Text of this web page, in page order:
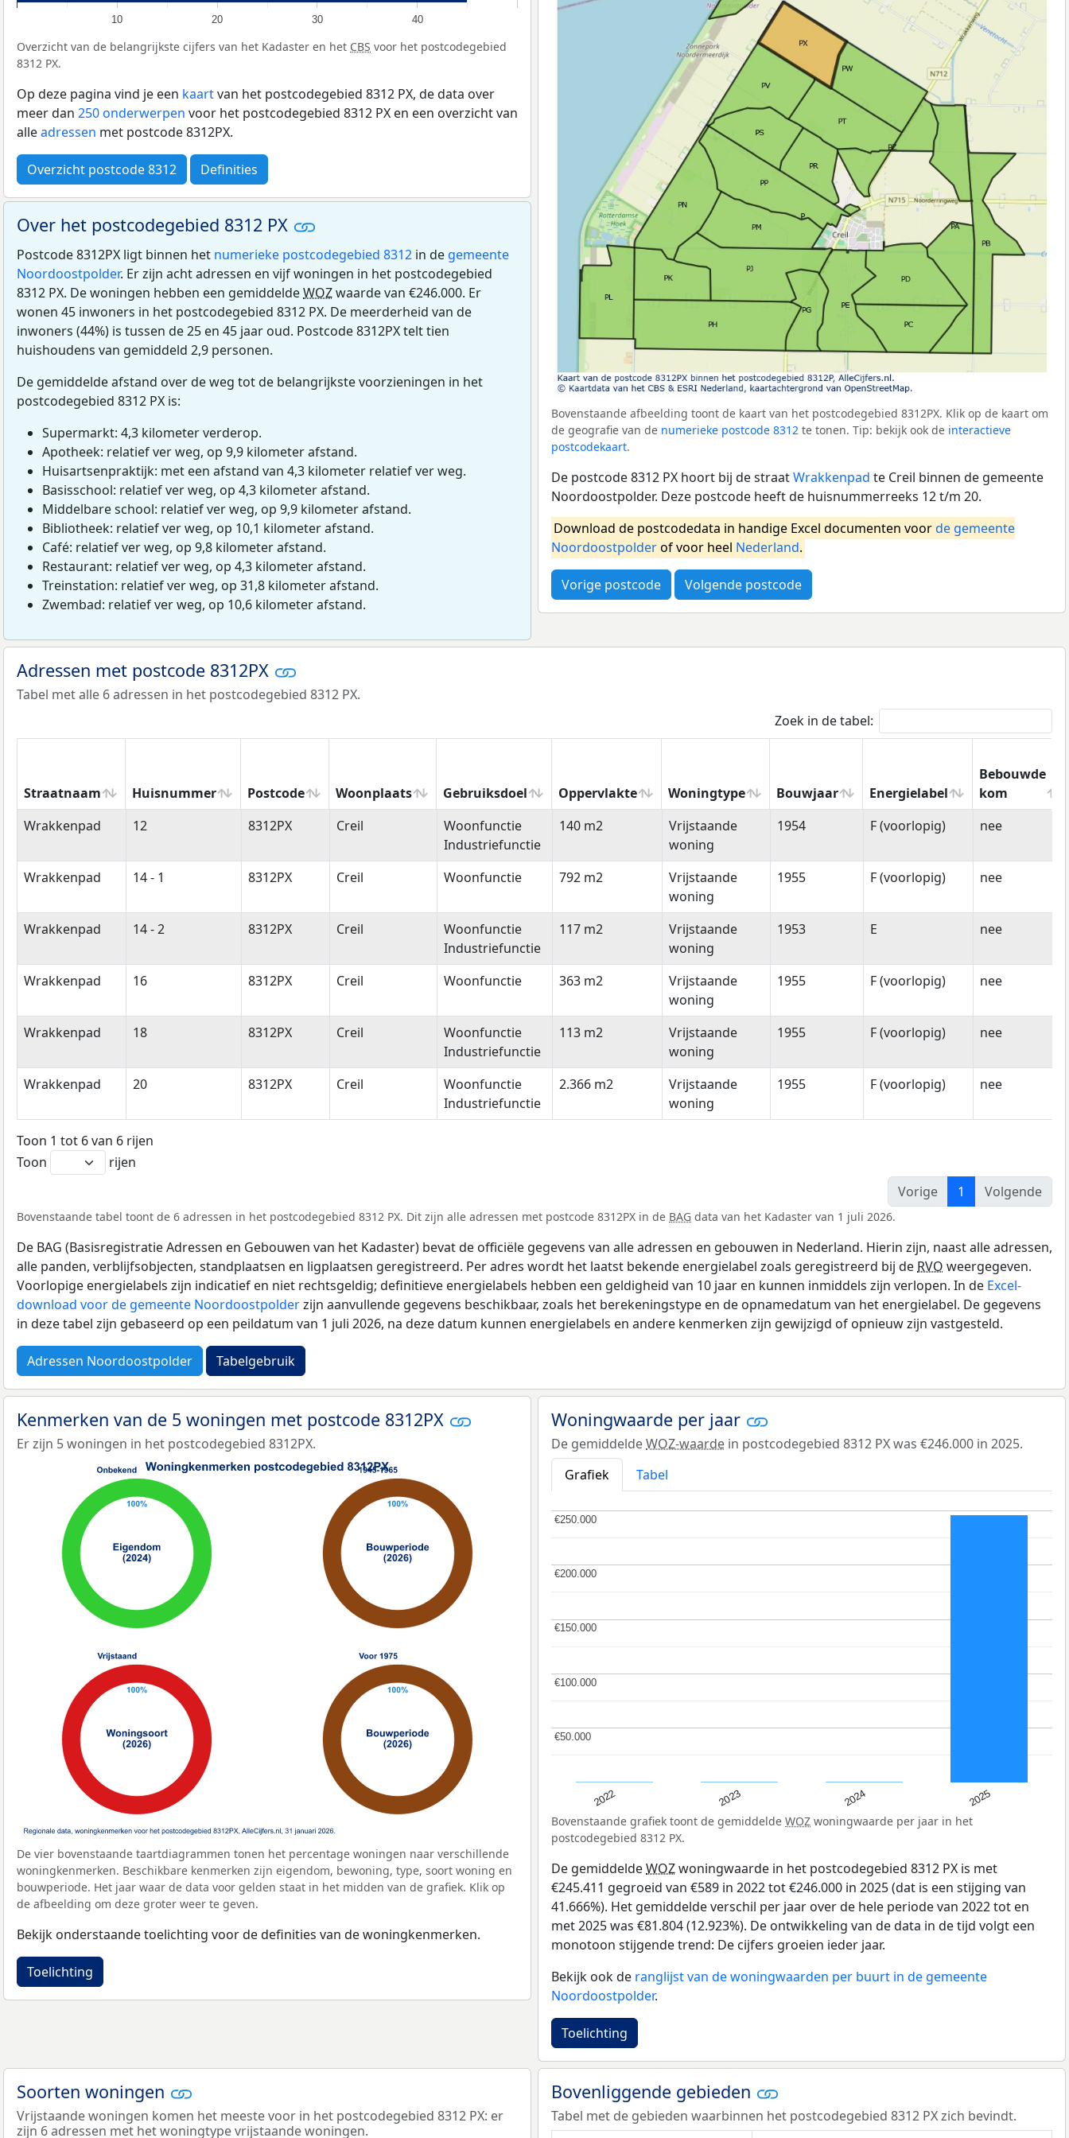
10 20 30 40
Overzicht van de belangrijkste cijfers van het Kadaster en het CBS voor het postcodegebied
8312 PX.
Op deze pagina vind je een kaartvan het postcodegebied 8312 PX, de data over
meer dan 250 onderwerpen voor het postcodegebied 8312 PX en een overzicht van
alleadressen met postcode 8312PX.
Overzicht postcode 8312 Definities
Over het postcodegebied 8312 PX
Postcode 8312PX ligt binnen het numerieke postcodegebied 8312 in de gemeente
Noordoostpolder. Er zijn acht adressen en vijf woningen in het postcodegebied
8312 PX. De woningen hebben een gemiddeldeWOZwaarde van €246.000. Er
wonen 45 inwoners in het postcodegebied 8312 PX. De meerderheid van de
inwoners (44%) is tussen de 25 en 45 jaar oud. Postcode 8312PX telt tien
huishoudens van gemiddeld 2,9 personen.
De gemiddelde afstand over de weg tot de belangrijkste voorzieningen in het
postcodegebied 8312 PX is:
Supermarkt: 4,3 kilometer verderop.
Apotheek: relatief ver weg, op 9,9 kilometer afstand.
Huisartsenpraktijk: met een afstand van 4,3 kilometer relatief ver weg.
Basisschool: relatief ver weg, op 4,3 kilometer afstand.
Middelbare school: relatief ver weg, op 9,9 kilometer afstand.
Bibliotheek: relatief ver weg, op 10,1 kilometer afstand.
Café: relatief ver weg, op 9,8 kilometer afstand.
Restaurant: relatief ver weg, op 4,3 kilometer afstand.
Treinstation: relatief ver weg, op 31,8 kilometer afstand.
Zwembad: relatief ver weg, op 10,6 kilometer afstand.
Bovenstaande afbeelding toont de kaart van het postcodegebied 8312PX. Klik op de kaart om
de geografie van de numerieke postcode 8312 te tonen. Tip: bekijk ook de interactieve
postcodekaart.
De postcode 8312 PX hoort bij de straatWrakkenpad te Creil binnen de gemeente
Noordoostpolder. Deze postcode heeft de huisnummerreeks 12 t/m 20.
Download de postcodedata in handige Excel documenten voorde gemeente
Noordoostpolderof voor heel Nederland.
Vorige postcode Volgende postcode
Adressen met postcode 8312PX
Tabel met alle 6 adressen in het postcodegebied 8312 PX.
Zoek in de tabel:
Straatnaam Huisnummer Postcode Woonplaats Gebruiksdoel Oppervlakte Woningtype Bouwjaar Energielabel
Bebouwde
kom
Straatnaam
Huisnummer Postcode Woonplaats Gebruiksdoel Oppervlakte Woningtype Bouwjaar Energielabel
Bebouwde
Wrakkenpad 12 8312PX Creil
Woonfunctie
Industriefunctie
140 m2
Vrijstaande
woning
1954 F (voorlopig) nee
Wrakkenpad 14 - 1 8312PX Creil Woonfunctie 792 m2
Vrijstaande
woning
1955 F (voorlopig) nee
Wrakkenpad 14 - 2 8312PX Creil
Woonfunctie
Industriefunctie
117 m2
Vrijstaande
woning
1953 E nee
Wrakkenpad 16 8312PX Creil Woonfunctie 363 m2
Vrijstaande
woning
1955 F (voorlopig) nee
Wrakkenpad 18 8312PX Creil
Woonfunctie
Industriefunctie
113 m2
Vrijstaande
woning
1955 F (voorlopig) nee
Wrakkenpad 20 8312PX Creil
Woonfunctie
Industriefunctie
2.366 m2
Vrijstaande
woning
1955 F (voorlopig) nee
Toon 1 tot 6 van 6 rijen
Toon
rijen
Vorige
1 Volgende
Bovenstaande tabel toont de 6 adressen in het postcodegebied 8312 PX. Dit zijn alle adressen met postcode 8312PX in de BAG data van het Kadaster van 1 juli 2026.
De BAG (Basisregistratie Adressen en Gebouwen van het Kadaster) bevat de officiële gegevens van alle adressen en gebouwen in Nederland. Hierin zijn, naast alle adressen,
alle panden, verblijfsobjecten, standplaatsen en ligplaatsen geregistreerd. Per adres wordt het laatst bekende energielabel zoals geregistreerd bij de RVO weergegeven.
Voorlopige energielabels zijn indicatief en niet rechtsgeldig; definitieve energielabels hebben een geldigheid van 10 jaar en kunnen inmiddels zijn verlopen. In de Excel-
download voor de gemeente Noordoostpolderzijn aanvullende gegevens beschikbaar, zoals het berekeningstype en de opnamedatum van het energielabel. De gegevens
in deze tabel zijn gebaseerd op een peildatum van 1 juli 2026, na deze datum kunnen energielabels en andere kenmerken zijn gewijzigd of opnieuw zijn vastgesteld.
Adressen Noordoostpolder Tabelgebruik
Kenmerken van de 5 woningen met postcode 8312PX
Er zijn 5 woningen in het postcodegebied 8312PX.
De vier bovenstaande taartdiagrammen tonen het percentage woningen naar verschillende
woningkenmerken. Beschikbare kenmerken zijn eigendom, bewoning, type, soort woning en
bouwperiode. Het jaar waar de data voor gelden staat in het midden van de grafiek. Klik op
de afbeelding om deze groter weer te geven.
Bekijk onderstaande toelichting voor de definities van de woningkenmerken.
Toelichting
Woningwaarde per jaar
De gemiddeldeWOZ-waarde in postcodegebied 8312 PX was €246.000 in 2025.
Grafiek
Tabel
2022 2023 2024 2025
€50.000
€50.000
€100.000
€100.000
€150.000
€150.000
€200.000
€200.000
€250.000
€250.000
Bovenstaande grafiek toont de gemiddelde WOZ woningwaarde per jaar in het
postcodegebied 8312 PX.
De gemiddeldeWOZwoningwaarde in het postcodegebied 8312 PX is met
€245.411 gegroeid van €589 in 2022 tot €246.000 in 2025 (dat is een stijging van
41.666%). Het gemiddelde verschil per jaar over de hele periode van 2022 tot en
met 2025 was €81.804 (12.923%). De ontwikkeling van de data in de tijd volgt een
monotoon stijgende trend: De cijfers groeien ieder jaar.
Bekijk ook de ranglijst van de woningwaarden per buurt in de gemeente
Noordoostpolder.
Toelichting
Soorten woningen
Vrijstaande woningen komen het meeste voor in het postcodegebied 8312 PX: er
zijn 6 adressen met het woningtype vrijstaande woningen.
Bovenliggende gebieden
Tabel met de gebieden waarbinnen het postcodegebied 8312 PX zich bevindt.